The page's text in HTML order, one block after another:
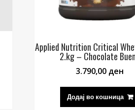
Applied Nutrition Critical
2.kg – Chocolate
3.790,00 ден
Додај во кошница